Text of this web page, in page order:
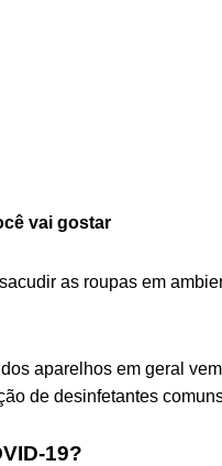
vai gostar
as roupas em
aparelhos em geral
de desinfetantes
19?